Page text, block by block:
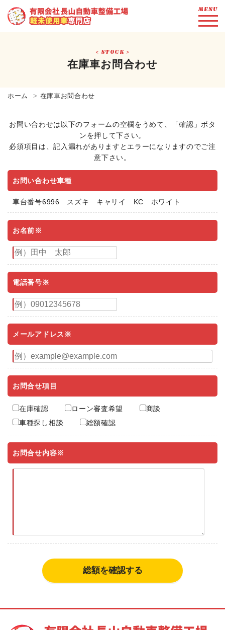
MENU
STOCK
在庫車お問合わせ
ホーム 在庫車お問合わせ
お問い合わせは以下のフォームの空欄をうめて、「確認」ボタ
ンを押して下さい。
必須項目は、記入漏れがありますとエラーになりますのでご注
意下さい。
お問い合わせ車種
車台番号6996 スズキ キャリイ KC ホワイト
お名前※
電話番号※
メールアドレス※
お問合せ項目
在庫確認 ローン審査希望
商談
車種探し相談
総額確認
お問合せ内容※